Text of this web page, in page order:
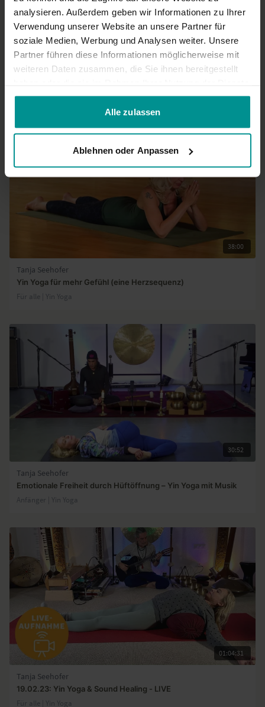
analysieren. Außerdem geben wir Informationen zu Ihrer
Verwendung unserer Website an unsere Partner für
soziale Medien, Werbung und Analysen weiter. Unsere
Partner führen diese Informationen möglicherweise mit
weiteren Daten zusammen, die Sie ihnen bereitgestellt
gesammelt haben.
Alle zulassen
Ablehnen oder Anpassen
wirklich entspannen.
0
Mehr laden
Ähnliche Videos
38:00
Tanja Seehofer
Yin Yoga für mehr Gefühl (eine Herzsequenz)
Für alle | Yin Yoga
30:52
Tanja Seehofer
Emotionale Freiheit durch Hüftöffnung – Yin Yoga mit Musik
Anfänger | Yin Yoga
01:04:31
Tanja Seehofer
19.02.23: Yin Yoga & Sound Healing - LIVE
Für alle | Yin Yoga